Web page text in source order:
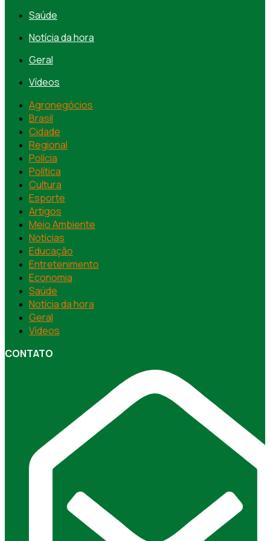
Saúde
Notícia da hora
Geral
Vídeos
Agronegócios
Brasil
Cidade
Regional
Polícia
Política
Cultura
Esporte
Artigos
Meio Ambiente
Notícias
Educação
Entretenimento
Economia
Saúde
Notícia da hora
Geral
Vídeos
CONTATO